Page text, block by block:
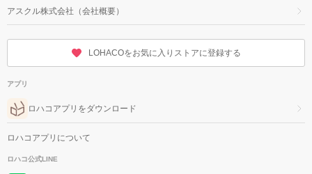
アスクル株式会社（会社概要）
LOHACOをお気に入りストアに登録する
アプリ
ロハコアプリをダウンロード
ロハコアプリについて
ロハコ公式LINE